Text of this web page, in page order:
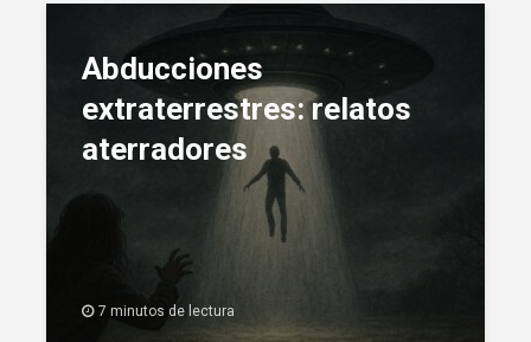
Abducciones
extraterrestres: relatos
aterradores
7 minutos de lectura